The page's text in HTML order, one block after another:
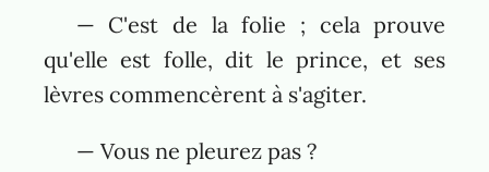
— C'est de la folie ; cela prouve
qu'elle est folle, dit le prince, et ses
lèvres commencèrent à s'agiter.
— Vous ne pleurez pas ?